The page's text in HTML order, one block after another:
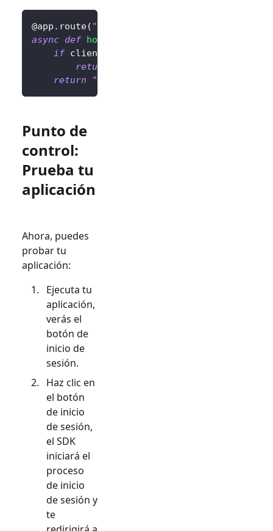
@app . route( "/"
async def home
if client
return
return
"Autenticado <a href='/sign-
Punto de
control:
Prueba tu
aplicación
Ahora, puedes
probar tu
aplicación:
Ejecuta tu
aplicación,
verás el
botón de
inicio de
sesión.
Haz clic en
el botón
de inicio
de sesión,
el SDK
iniciará el
proceso
de inicio
de sesión y
te